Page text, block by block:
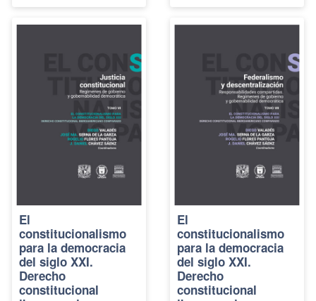
El
constitucionalismo
para la democracia
del siglo XXI.
Derecho
constitucional
El
constitucionalismo
para la democracia
del siglo XXI.
Derecho
constitucional